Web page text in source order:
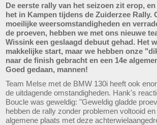
De eerste rally van het seizoen zit erop,
het in Kampen tijdens de Zuiderzee Rally.
moeilijke weersomstandigheden en
de proeven, hebben we met ons nieuwe
Wissink een geslaagd debuut gehad. Het
makkelijke start, maar we hebben onze
naar de finish gebracht en een 14e
Goed gedaan, mannen!
Team Melse met de BMW 130i heeft ook
de uitdagende omstandigheden. Hank's
Boucle was geweldig: "Geweldig gladde
hebben de rally zonder problemen voltooid
algemene plaats met deze